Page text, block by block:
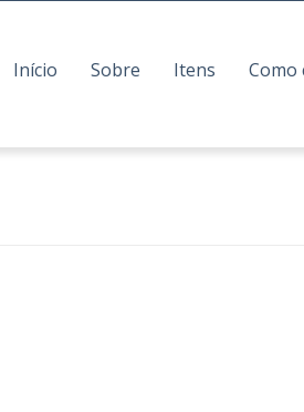
Início Sobre Itens Como